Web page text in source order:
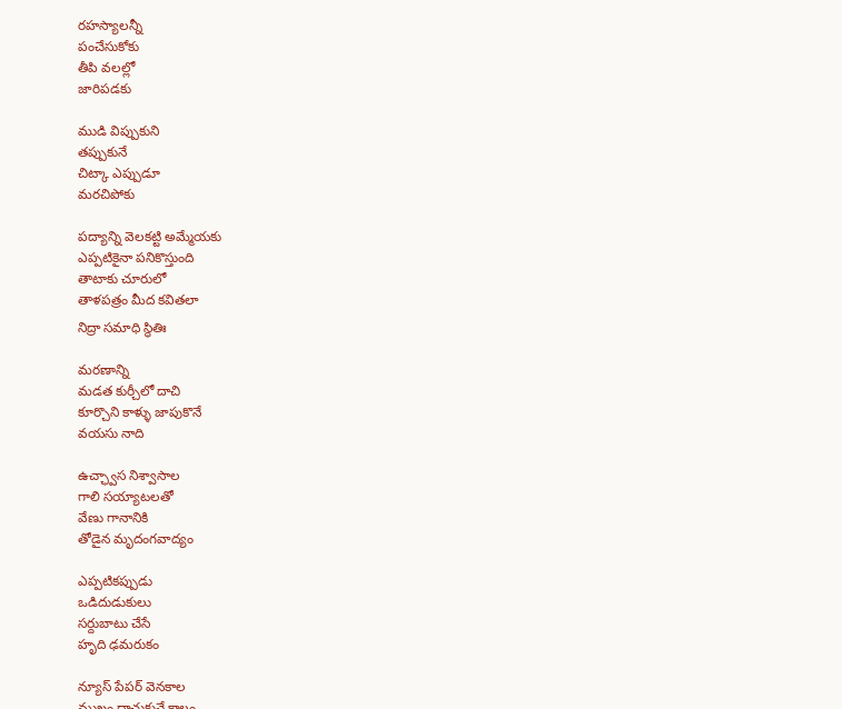
రహస్యాలన్నీ
పంచేసుకోకు
తీపి వలల్లో
జారిపడకు
ముడి విప్పుకుని
తప్పుకునే
చిట్కా ఎప్పుడూ
మరచిపోకు
పద్యాన్ని వెలకట్టి అమ్మేయకు
ఎప్పటికైనా పనికొస్తుంది
తాటాకు చూరులో
తాళపత్రం మీద కవితలా
నిద్రా సమాధి స్థితిః
మరణాన్ని
మడత కుర్చీలో దాచి
కూర్చొని కాళ్ళు జాపుకొనే
వయసు నాది
ఉచ్ఛ్వాస నిశ్వాసాల
గాలి సయ్యాటలతో
వేణు గానానికి
తోడైన మృదంగవాద్యం
ఎప్పటికప్పుడు
ఒడిదుడుకులు
సర్దుబాటు చేసే
హృది ఢమరుకం
న్యూస్ పేపర్ వెనకాల